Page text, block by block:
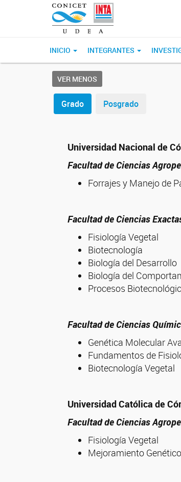
INICIO INTEGRANTES
VER MENOS
Grado Posgrado
Universidad Nacional de
Facultad de Ciencias
Forrajes y Manejo de
Facultad de Ciencias
Fisiología Vegetal
Biotecnología
Biología del Desarrollo
Biología del
Procesos
Facultad de Ciencias
Genética Molecular
Fundamentos de
Biotecnología Vegetal
Universidad Católica de
Facultad de Ciencias
Fisiología Vegetal
Mejoramiento